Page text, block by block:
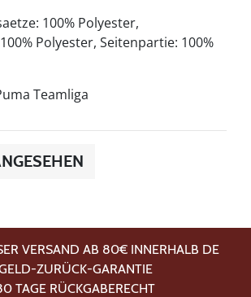
100% Polyester,
Polyester, Seitenpartie: 100%
Teamliga
VERSAND AB 80€ INNERHALB DE
ZURÜCK-GARANTIE
TAGE RÜCKGABERECHT